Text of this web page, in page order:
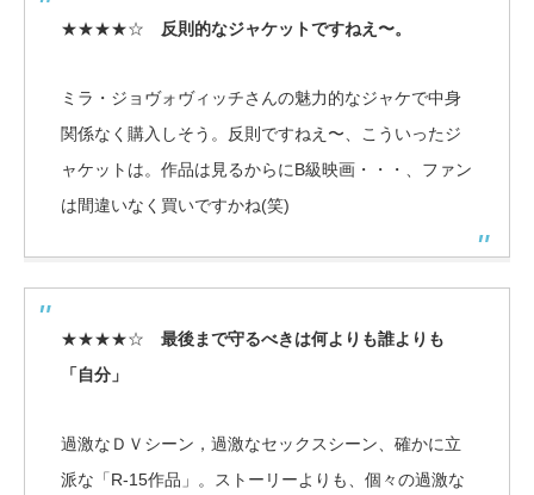
★★★★☆ 反則的なジャケットですねえ〜。
ミラ・ジョヴォヴィッチさんの魅力的なジャケで中身
関係なく購入しそう。反則ですねえ〜、こういったジ
ャケットは。作品は見るからにB級映画・・・、ファン
は間違いなく買いですかね(笑)
★★★★☆ 最後まで守るべきは何よりも誰よりも
「自分」
過激なＤＶシーン，過激なセックスシーン、確かに立
派な「R-15作品」。ストーリーよりも、個々の過激な